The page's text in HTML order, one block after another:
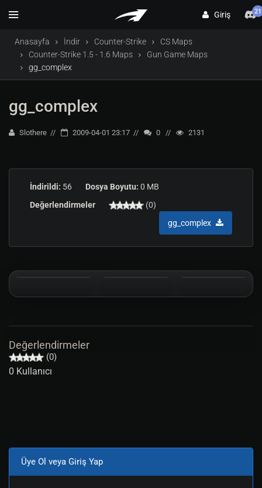
Giriş 21
Anasayfa İndir Counter-Strike
CS Maps
Counter-Strike 1.5 - 1.6 Maps
Gun Game Maps
gg_complex
gg_complex
Slothere 2009-04-01 23:17 0 2131
İndirildi: 56 Dosya Boyutu: 0 MB
Değerlendirmeler
(0)
gg_complex
Değerlendirmeler
(0)
0 Kullanıcı
Üye Ol veya Giriş Yap